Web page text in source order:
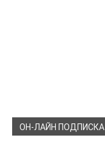
ОН-ЛАЙН ПОДПИСКА